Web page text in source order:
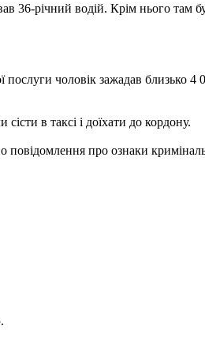
36-річний водій. Крім нього там
чоловік зажадав близько 4
в таксі і доїхати до кордону.
повідомлення про ознаки